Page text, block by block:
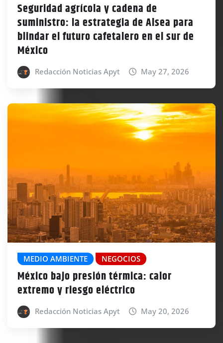
Seguridad agrícola y cadena de
suministro: la estrategia de Alsea para
blindar el futuro cafetalero en el sur de
México
Redacción Noticias Apyt May 27, 2026
MEDIO AMBIENTE NEGOCIOS
México bajo presión térmica: calor
extremo y riesgo eléctrico
Redacción Noticias Apyt May 20, 2026